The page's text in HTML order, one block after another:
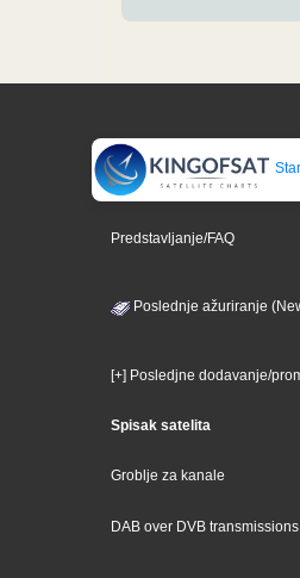
Predstavljanje/FAQ
Poslednje ažuriranje
[+] Posledjne dodavanje/
Spisak satelita
Groblje za kanale
DAB over DVB transmissions